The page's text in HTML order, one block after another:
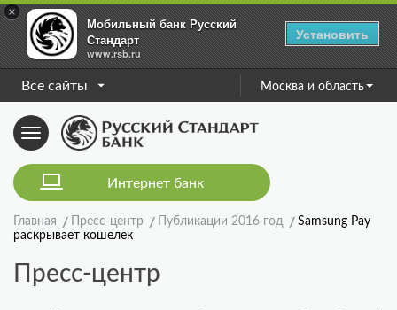
×
Мобильный банк Русский
Стандарт
www.rsb.ru
Установить
Все сайты Москва и область
Toggle
navigation
Интернет банк
Главная Пресс-центр Публикации 2016 год
Samsung Pay
раскрывает кошелек
Пресс-центр